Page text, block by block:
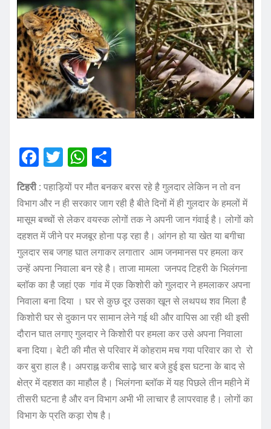
F
c
e
b
o
o
k
T
w
it
te
r
W
h
at
s
A
p
p
a
re
टिहरी: पहाड़ियों पर मौत बनकर बरस रहे है गुलदार लेकिन न तो वन
विभाग और न ही सरकार जाग रही है बीते दिनों में ही गुलदार के हमलों में
मासूम बच्चों से लेकर वयस्क लोगों तक ने अपनी जान गंवाई है। लोगों को
दहशत में जीने पर मजबूर होना पड़ रहा है। आंगन हो या खेत या बगीचा
गुलदार सब जगह घात लगाकर लगातार आम जनमानस पर हमला कर
उन्हें अपना निवाला बन रहे है। ताजा मामला जनपद टिहरी के भिलंगना
ब्लॉक का है जहां एक गांव में एक किशोरी को गुलदार ने हमलाकर अपना
निवाला बना दिया । घर से कुछ दूर उसका खून से लथपथ शव मिला है
किशोरी घर से दुकान पर सामान लेने गई थी और वापिस आ रही थी इसी
दौरान घात लगाए गुलदार ने किशोरी पर हमला कर उसे अपना निवाला
बना दिया। बेटी की मौत से परिवार में कोहराम मच गया परिवार का रो रो
कर बुरा हाल है। अपराह्न करीब साढ़े चार बजे हुई इस घटना के बाद से
क्षेत्र में दहशत का माहौल है। भिलंगना ब्लॉक में यह पिछले तीन महीने में
तीसरी घटना है और वन विभाग अभी भी लाचार है लापरवाह है। लोगों का
विभाग के प्रति कड़ा रोष है।